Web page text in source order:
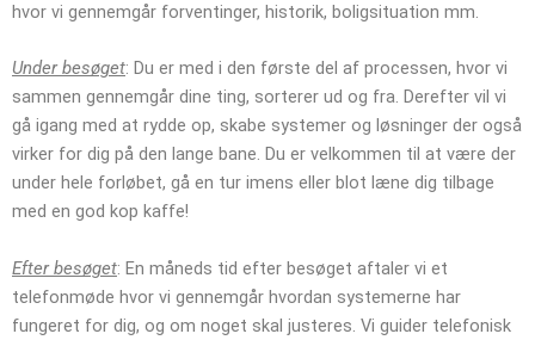
hvor vi gennemgår forventinger, historik, boligsituation mm.
Under besøget: Du er med i den første del af processen, hvor vi
sammen gennemgår dine ting, sorterer ud og fra. Derefter vil vi
gå igang med at rydde op, skabe systemer og løsninger der også
virker for dig på den lange bane. Du er velkommen til at være der
under hele forløbet, gå en tur imens eller blot læne dig tilbage
med en god kop kaffe!
Efter besøget: En måneds tid efter besøget aftaler vi et
telefonmøde hvor vi gennemgår hvordan systemerne har
fungeret for dig, og om noget skal justeres. Vi guider telefonisk